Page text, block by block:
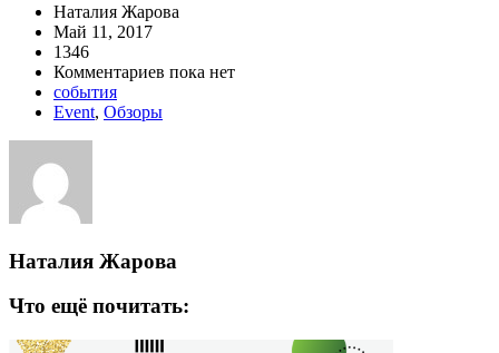
Наталия Жарова
Май 11, 2017
1346
Комментариев пока нет
события
Event, Обзоры
Наталия Жарова
Что ещё почитать: